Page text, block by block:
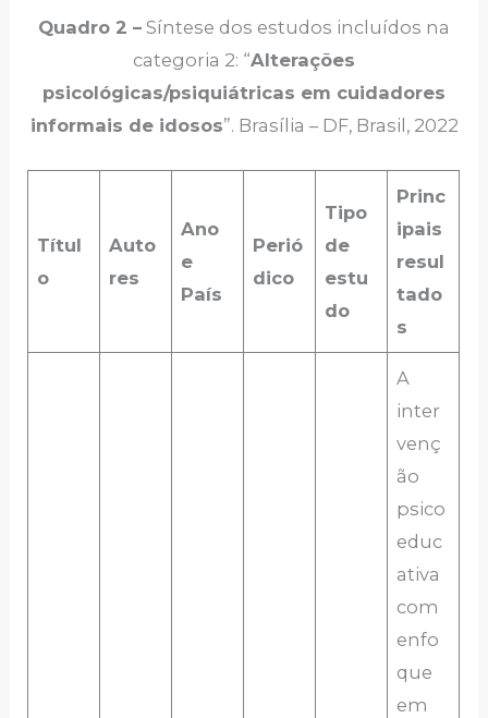
Quadro 2 – Síntese dos estudos incluídos na
categoria 2: “Alterações
psicológicas/psiquiátricas em cuidadores
informais de idosos”. Brasília – DF, Brasil, 2022
Títul
o
Auto
res
Ano
e
País
Perió
dico
Tipo
de
estu
do
Princ
ipais
resul
tado
s
A
inter
venç
ão
psico
educ
ativa
com
enfo
que
em